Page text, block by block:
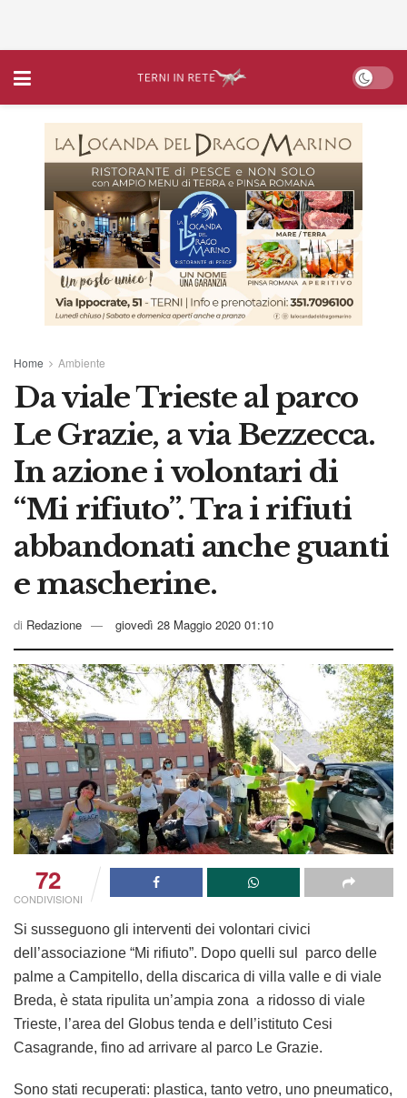
Home Ambiente
Da viale Trieste al parco
Le Grazie, a via Bezzecca.
In azione i volontari di
“Mi rifiuto”. Tra i rifiuti
abbandonati anche guanti
e mascherine.
di Redazione giovedì 28 Maggio 2020 01:10
72
CONDIVISIONI
Si susseguono gli interventi dei volontari civici
dell’associazione “Mi rifiuto”. Dopo quelli sul parco delle
palme a Campitello, della discarica di villa valle e di viale
Breda, è stata ripulita un’ampia zona a ridosso di viale
Trieste, l’area del Globus tenda e dell’istituto Cesi
Casagrande, fino ad arrivare al parco Le Grazie.
Sono stati recuperati: plastica, tanto vetro, uno pneumatico,